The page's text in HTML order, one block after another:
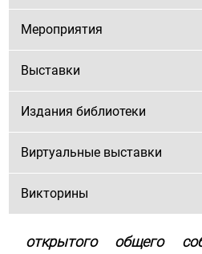
Мероприятия
Выставки
Издания библиотеки
Виртуальные выставки
Викторины
открытого общего